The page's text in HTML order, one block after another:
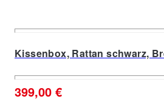
Kissenbox, Rattan schwarz,
399,00 €